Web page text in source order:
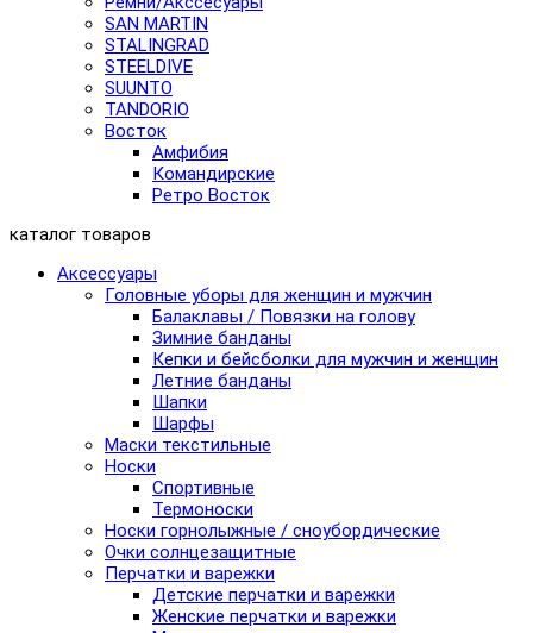
SAN MARTIN
STALINGRAD
STEELDIVE
SUUNTO
TANDORIO
Восток
Амфибия
Командирские
Ретро Восток
каталог товаров
Аксессуары
Головные уборы для женщин и мужчин
Балаклавы / Повязки на голову
Зимние банданы
Кепки и бейсболки для мужчин и женщин
Летние банданы
Шапки
Шарфы
Маски текстильные
Носки
Спортивные
Термоноски
Носки горнолыжные / сноубордические
Очки солнцезащитные
Перчатки и варежки
Детские перчатки и варежки
Женские перчатки и варежки